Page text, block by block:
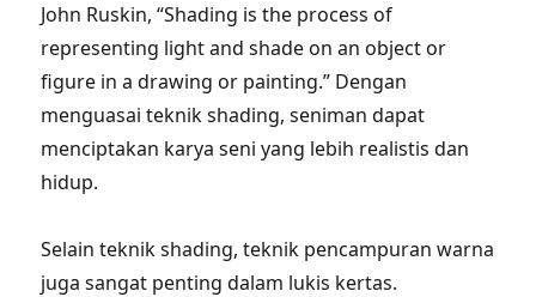
John Ruskin, “Shading is the process of
representing light and shade on an object or
figure in a drawing or painting.” Dengan
menguasai teknik shading, seniman dapat
menciptakan karya seni yang lebih realistis dan
hidup.
Selain teknik shading, teknik pencampuran warna
juga sangat penting dalam lukis kertas.